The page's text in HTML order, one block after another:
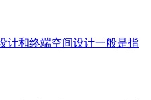
计和终端空间设计一般是指